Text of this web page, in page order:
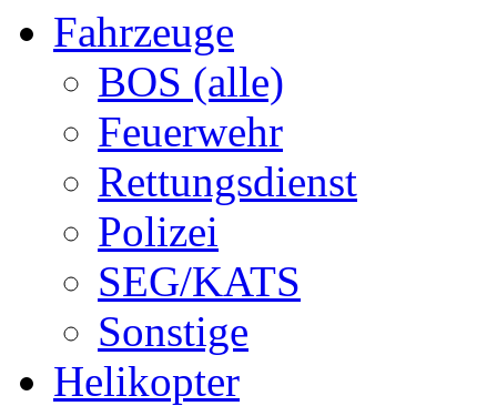
Fahrzeuge
BOS (alle)
Feuerwehr
Rettungsdienst
Polizei
SEG/KATS
Sonstige
Helikopter